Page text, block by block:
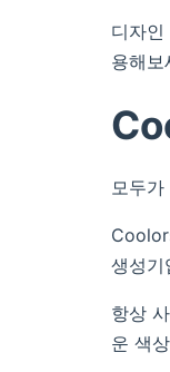
디자
용해보
모두
생성기
항상
운 색